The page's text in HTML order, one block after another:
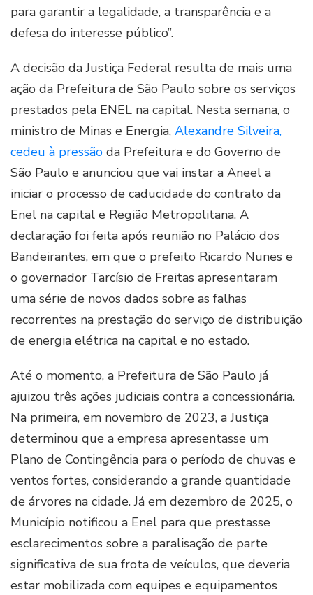
para garantir a legalidade, a transparência e a
defesa do interesse público”.
A decisão da Justiça Federal resulta de mais uma
ação da Prefeitura de São Paulo sobre os serviços
prestados pela ENEL na capital. Nesta semana, o
ministro de Minas e Energia, Alexandre Silveira,
cedeu à pressão da Prefeitura e do Governo de
São Paulo e anunciou que vai instar a Aneel a
iniciar o processo de caducidade do contrato da
Enel na capital e Região Metropolitana. A
declaração foi feita após reunião no Palácio dos
Bandeirantes, em que o prefeito Ricardo Nunes e
o governador Tarcísio de Freitas apresentaram
uma série de novos dados sobre as falhas
recorrentes na prestação do serviço de distribuição
de energia elétrica na capital e no estado.
Até o momento, a Prefeitura de São Paulo já
ajuizou três ações judiciais contra a concessionária.
Na primeira, em novembro de 2023, a Justiça
determinou que a empresa apresentasse um
Plano de Contingência para o período de chuvas e
ventos fortes, considerando a grande quantidade
de árvores na cidade. Já em dezembro de 2025, o
Município notificou a Enel para que prestasse
esclarecimentos sobre a paralisação de parte
significativa de sua frota de veículos, que deveria
estar mobilizada com equipes e equipamentos